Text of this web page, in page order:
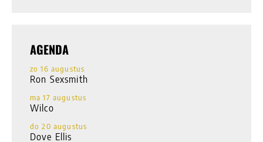
AGENDA
zo 16 augustus
Ron Sexsmith
ma 17 augustus
Wilco
do 20 augustus
Dove Ellis